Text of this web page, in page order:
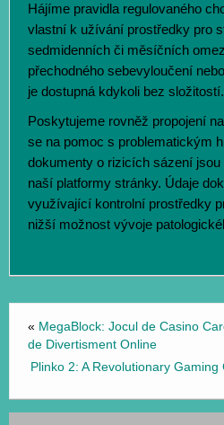
Hájíme pravidla regulovaného
vlastní k užívání prostředky pro
sedmidenních či měsíčních
přechodného sebevyloučení
je dostupná kdykoli bez složitostí.
Poskytujeme rovněž propojení
se na pomoc s problematickým
dokumenty o rizicích sázení
naší platformy stránky. Údaje
využívající kontrolní prostředky
nižší možnost vývoje
« MegaBlock: Jocul de Casino
de Divertisment Online
Plinko 2: A Revolutionary